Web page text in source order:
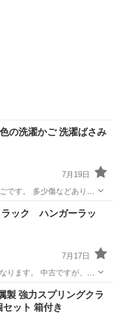
の洗濯かご 洗濯ばさみ
7月19日
です。 多少傷などありま
濯かご単品でもお譲り可
ック ハンガーラッ
7月17日
ですが、比
掛け
でお使いいただけます。 必要な方、どうぞ、お使いください。 ...
製 強力スプリングクラ
ット 箱付き